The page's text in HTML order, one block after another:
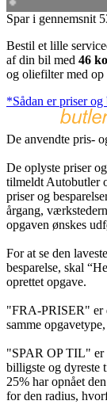
Spar i gennemsnit
Bestil et lille
af din bil med 46
og oliefilter med op
*Sådan er priser og
De anvendte pris-
De oplyste priser
tilmeldt Autobutler
priser og
årgang,
opgaven ønskes
For at se den
besparelse, skal
oprettet opgave.
"FRA-PRISER" er
samme
"SPAR OP TIL" er
billigste og dyreste
25% har opnået
for den radius,